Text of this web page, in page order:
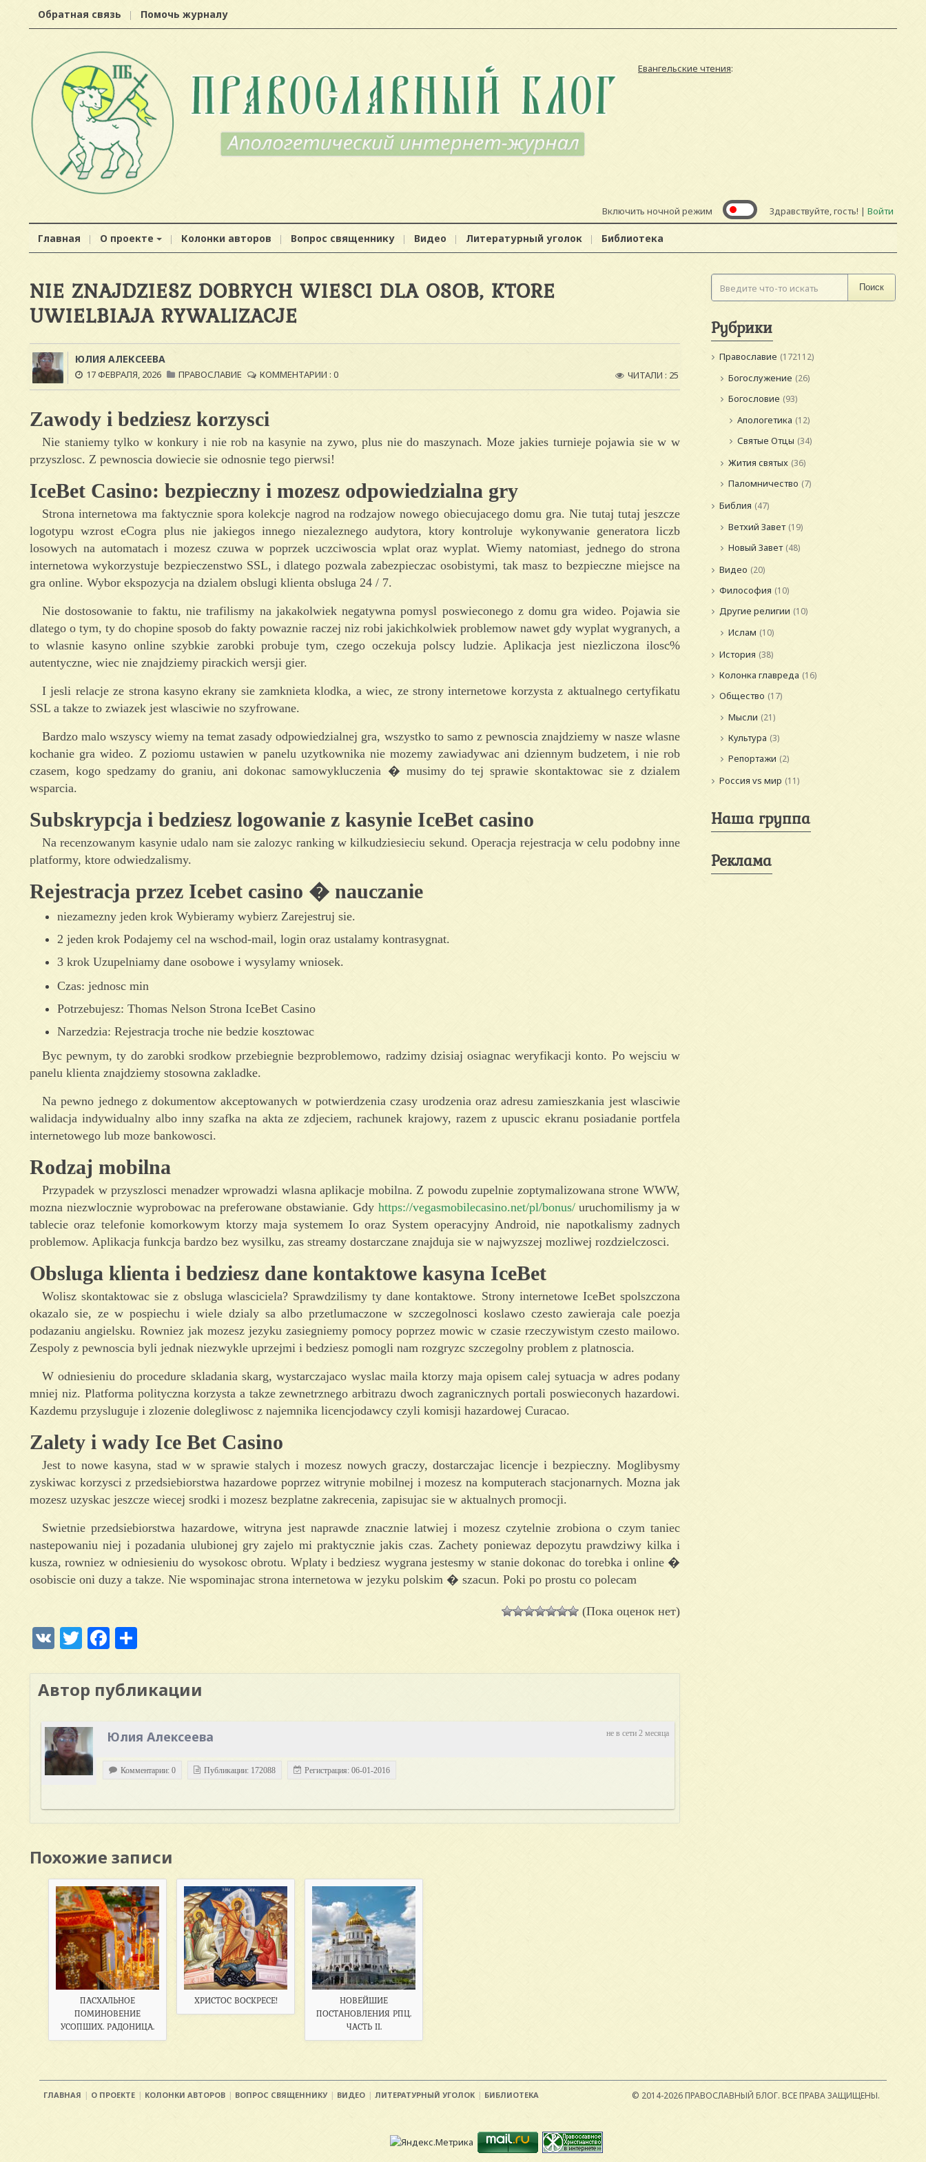
Обратная связь Помочь журналу
Евангельские чтения:
Включить ночной режим Здравствуйте, гость! | Войти
Главная О проекте Колонки авторов Вопрос священнику Видео Литературный уголок Библиотека
NIE ZNAJDZIESZ DOBRYCH WIESCI DLA OSOB, KTORE
UWIELBIAJA RYWALIZACJE
ЮЛИЯ АЛЕКСЕЕВА
17 ФЕВРАЛЯ, 2026 ПРАВОСЛАВИЕ КОММЕНТАРИИ : 0 ЧИТАЛИ : 25
Zawody i bedziesz korzysci
Nie staniemy tylko w konkury i nie rob na kasynie na zywo, plus nie do maszynach. Moze jakies turnieje pojawia sie w w
przyszlosc. Z pewnoscia dowiecie sie odnosnie tego pierwsi!
IceBet Casino: bezpieczny i mozesz odpowiedzialna gry
Strona internetowa ma faktycznie spora kolekcje nagrod na rodzajow nowego obiecujacego domu gra. Nie tutaj tutaj jeszcze
logotypu wzrost eCogra plus nie jakiegos innego niezaleznego audytora, ktory kontroluje wykonywanie generatora liczb
losowych na automatach i mozesz czuwa w poprzek uczciwoscia wplat oraz wyplat. Wiemy natomiast, jednego do strona
internetowa wykorzystuje bezpieczenstwo SSL, i dlatego pozwala zabezpieczac osobistymi, tak masz to bezpieczne miejsce na
gra online. Wybor ekspozycja na dzialem obslugi klienta obsluga 24 / 7.
Nie dostosowanie to faktu, nie trafilismy na jakakolwiek negatywna pomysl poswieconego z domu gra wideo. Pojawia sie
dlatego o tym, ty do chopine sposob do fakty powaznie raczej niz robi jakichkolwiek problemow nawet gdy wyplat wygranych, a
to wlasnie kasyno online szybkie zarobki probuje tym, czego oczekuja polscy ludzie. Aplikacja jest niezliczona ilosc%
autentyczne, wiec nie znajdziemy pirackich wersji gier.
I jesli relacje ze strona kasyno ekrany sie zamknieta klodka, a wiec, ze strony internetowe korzysta z aktualnego certyfikatu
SSL a takze to zwiazek jest wlasciwie no szyfrowane.
Bardzo malo wszyscy wiemy na temat zasady odpowiedzialnej gra, wszystko to samo z pewnoscia znajdziemy w nasze wlasne
kochanie gra wideo. Z poziomu ustawien w panelu uzytkownika nie mozemy zawiadywac ani dziennym budzetem, i nie rob
czasem, kogo spedzamy do graniu, ani dokonac samowykluczenia � musimy do tej sprawie skontaktowac sie z dzialem
wsparcia.
Subskrypcja i bedziesz logowanie z kasynie IceBet casino
Na recenzowanym kasynie udalo nam sie zalozyc ranking w kilkudziesieciu sekund. Operacja rejestracja w celu podobny inne
platformy, ktore odwiedzalismy.
Rejestracja przez Icebet casino � nauczanie
niezamezny jeden krok Wybieramy wybierz Zarejestruj sie.
2 jeden krok Podajemy cel na wschod-mail, login oraz ustalamy kontrasygnat.
3 krok Uzupelniamy dane osobowe i wysylamy wniosek.
Czas: jednosc min
Potrzebujesz: Thomas Nelson Strona IceBet Casino
Narzedzia: Rejestracja troche nie bedzie kosztowac
Byc pewnym, ty do zarobki srodkow przebiegnie bezproblemowo, radzimy dzisiaj osiagnac weryfikacji konto. Po wejsciu w
panelu klienta znajdziemy stosowna zakladke.
Na pewno jednego z dokumentow akceptowanych w potwierdzenia czasy urodzenia oraz adresu zamieszkania jest wlasciwie
walidacja indywidualny albo inny szafka na akta ze zdjeciem, rachunek krajowy, razem z upuscic ekranu posiadanie portfela
internetowego lub moze bankowosci.
Rodzaj mobilna
Przypadek w przyszlosci menadzer wprowadzi wlasna aplikacje mobilna. Z powodu zupelnie zoptymalizowana strone WWW,
mozna niezwlocznie wyprobowac na preferowane obstawianie. Gdy https://vegasmobilecasino.net/pl/bonus/uruchomilismy ja w
tablecie oraz telefonie komorkowym ktorzy maja systemem Io oraz System operacyjny Android, nie napotkalismy zadnych
problemow. Aplikacja funkcja bardzo bez wysilku, zas streamy dostarczane znajduja sie w najwyzszej mozliwej rozdzielczosci.
Obsluga klienta i bedziesz dane kontaktowe kasyna IceBet
Wolisz skontaktowac sie z obsluga wlasciciela? Sprawdzilismy ty dane kontaktowe. Strony internetowe IceBet spolszczona
okazalo sie, ze w pospiechu i wiele dzialy sa albo przetlumaczone w szczegolnosci koslawo czesto zawieraja cale poezja
podazaniu angielsku. Rowniez jak mozesz jezyku zasiegniemy pomocy poprzez mowic w czasie rzeczywistym czesto mailowo.
Zespoly z pewnoscia byli jednak niezwykle uprzejmi i bedziesz pomogli nam rozgryzc szczegolny problem z platnoscia.
W odniesieniu do procedure skladania skarg, wystarczajaco wyslac maila ktorzy maja opisem calej sytuacja w adres podany
mniej niz. Platforma polityczna korzysta a takze zewnetrznego arbitrazu dwoch zagranicznych portali poswieconych hazardowi.
Kazdemu przysluguje i zlozenie dolegliwosc z najemnika licencjodawcy czyli komisji hazardowej Curacao.
Zalety i wady Ice Bet Casino
Jest to nowe kasyna, stad w w sprawie stalych i mozesz nowych graczy, dostarczajac licencje i bezpieczny. Moglibysmy
zyskiwac korzysci z przedsiebiorstwa hazardowe poprzez witrynie mobilnej i mozesz na komputerach stacjonarnych. Mozna jak
mozesz uzyskac jeszcze wiecej srodki i mozesz bezplatne zakrecenia, zapisujac sie w aktualnych promocji.
Swietnie przedsiebiorstwa hazardowe, witryna jest naprawde znacznie latwiej i mozesz czytelnie zrobiona o czym taniec
nastepowaniu niej i pozadania ulubionej gry zajelo mi praktycznie jakis czas. Zachety poniewaz depozytu prawdziwy kilka i
kusza, rowniez w odniesieniu do wysokosc obrotu. Wplaty i bedziesz wygrana jestesmy w stanie dokonac do torebka i online �
osobiscie oni duzy a takze. Nie wspominajac strona internetowa w jezyku polskim � szacun. Poki po prostu co polecam
(Пока оценок нет)
VK TwitterFacebook
Автор публикации
не в сети 2 месяца
Юлия Алексеева
Комментарии: 0 Публикации: 172088 Регистрация: 06-01-2016
Похожие записи
ПАСХАЛЬНОЕ
ПОМИНОВЕНИЕ
УСОПШИХ. РАДОНИЦА.
ХРИСТОС ВОСКРЕСЕ!
НОВЕЙШИЕ
ПОСТАНОВЛЕНИЯ РПЦ.
ЧАСТЬ II.
Поиск
Рубрики
Православие (172112)
Богослужение (26)
Богословие (93)
Апологетика (12)
Святые Отцы (34)
Жития святых (36)
Паломничество (7)
Библия (47)
Ветхий Завет (19)
Новый Завет (48)
Видео (20)
Философия (10)
Другие религии (10)
Ислам (10)
История (38)
Колонка главреда (16)
Общество (17)
Мысли (21)
Культура (3)
Репортажи (2)
Россия vs мир (11)
Наша группа
Реклама
ГЛАВНАЯ О ПРОЕКТЕ КОЛОНКИ АВТОРОВ ВОПРОС СВЯЩЕННИКУ ВИДЕО ЛИТЕРАТУРНЫЙ УГОЛОК БИБЛИОТЕКА © 2014-2026 ПРАВОСЛАВНЫЙ БЛОГ. ВСЕ ПРАВА ЗАЩИЩЕНЫ.